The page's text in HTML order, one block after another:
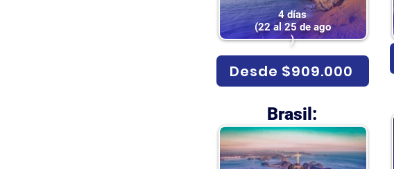
4 días
(22 al 25 de ago
)
Desde $909.000
Brasil: